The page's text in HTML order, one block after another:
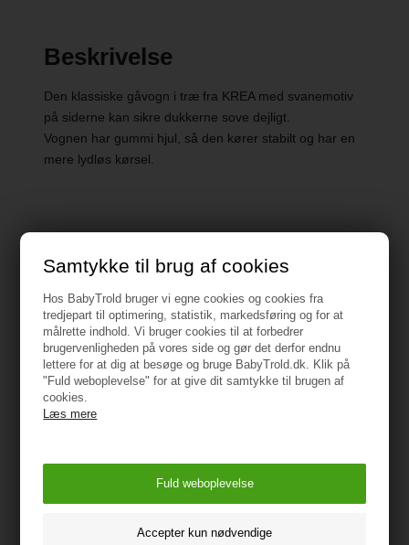
Samtykke til brug af cookies
Hos BabyTrold bruger vi egne cookies og cookies fra
tredjepart til optimering, statistik, markedsføring og for at
målrette indhold. Vi bruger cookies til at forbedrer
brugervenligheden på vores side og gør det derfor endnu
lettere for at dig at besøge og bruge BabyTrold.dk. Klik på
"Fuld weboplevelse" for at give dit samtykke til brugen af
cookies.
Læs mere
Beskrivelse
Den klassiske gåvogn i træ fra KREA med svanemotiv
på siderne kan sikre dukkerne sove dejligt.
Vognen har gummi hjul, så den kører stabilt og har en
mere lydløs kørsel.
Specifikationer
Anbefalet alder: +12 år
Mål: 47 x 50 x 28 cm
Vægt: 2,5 kg